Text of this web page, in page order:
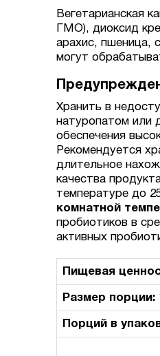
Вегетарианская
ГМО), диоксид
арахис, пшеница,
могут
Хранить в
натуропатом или
обеспечения
Рекомендуется
длительное
качества
температуре до
комнатной
пробиотиков в
активных
Пищевая
Размер порции:
Порций в